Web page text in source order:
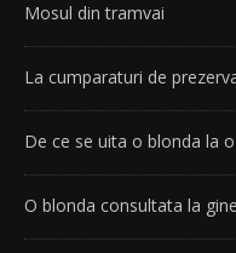
Mosul din tramvai
La cumparaturi de
De ce se uita o blonda la
O blonda consultata la